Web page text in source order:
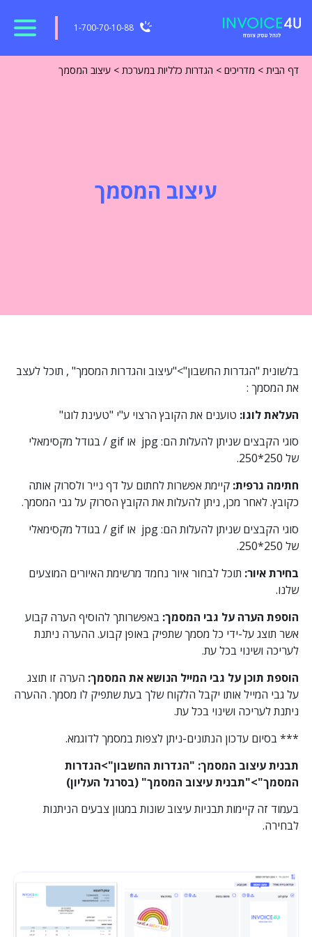
1-700-70-10-88
דף הבית > מדריכים > הגדרות כלליות במערכת > עיצוב המסמך
עיצוב המסמך
בלשונית "הגדרות החשבון">"עיצוב והגדרות המסמך" , תוכל לעצב
את המסמך :
העלאת לוגו: טוענים את הקובץ הרצוי ע"י "טעינת לוגו"
סוגי הקבצים שניתן להעלות הם: jpg או gif / בגודל מקסימאלי
של 250*250.
חתימה גרפית: קיימת אפשרות לחתום על דף נייר ולסרוק אותה
כקובץ. לאחר מכן, ניתן להעלות את הקובץ הסרוק על גבי המסמך.
סוגי הקבצים שניתן להעלות הם: jpg או gif / בגודל מקסימאלי
של 250*250.
בחירת איור: תוכל לבחור איור נחמד מרשימת האיורים המוצעים
שלנו.
הוספת הערה על גבי המסמך: באפשרותך להוסיף הערה קבוע
אשר תוצג על-ידי כל מסמך שתפיק באופן קבוע. ההערה ניתנת
לעריכה ושינוי בכל עת.
הוספת תוכן על גבי המייל הנושא את המסמך: הערה זו תוצג
על גבי המייל אותו יקבל הלקוח שלך בעת שתפיק לו מסמך. ההערה
ניתנת לעריכה ושינוי בכל עת.
*** בסיום עדכון הנתונים-ניתן לצפות במסמך לדוגמא.
תבנית עיצוב המסמך: "הגדרות החשבון">הגדרות
המסמך">"תבנית עיצוב המסמך" (בסרגל העליון)
בעמוד זה קיימות תבניות עיצוב שונות במגוון צבעים הניתנות
לבחירה.